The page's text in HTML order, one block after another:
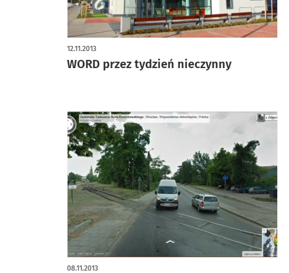
WORD przez tydzień nieczynny
12.11.2013
08.11.2013